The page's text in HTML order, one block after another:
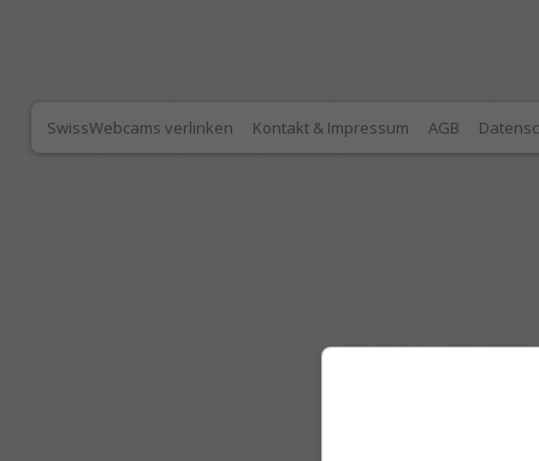
SwissWebcams verlinken Kontakt & Impressum AGB